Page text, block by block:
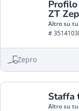
ZT
Altro su
#
Zepro
Staffa
Altro su